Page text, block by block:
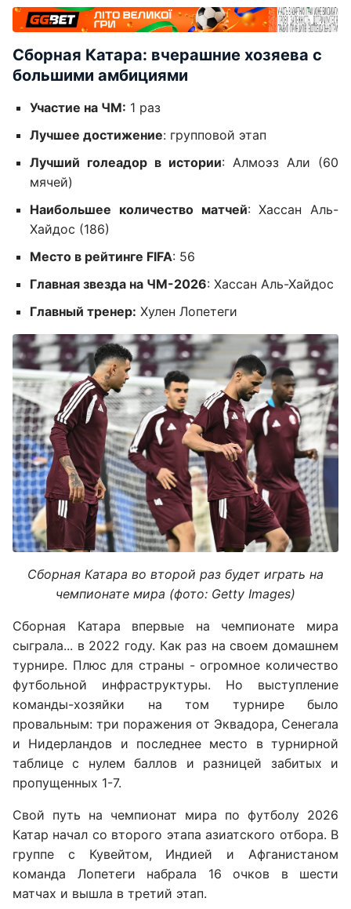
Сборная Катара: вчерашние хозяева с
большими амбициями
Участие на ЧМ: 1 раз
Лучшее достижение: групповой этап
Лучший голеадор в истории: Алмоэз Али (60
мячей)
Наибольшее количество матчей: Хассан Аль-
Хайдос (186)
Место в рейтинге FIFA: 56
Главная звезда на ЧМ-2026: Хассан Аль-Хайдос
Главный тренер: Хулен Лопетеги
Сборная Катара во второй раз будет играть на
чемпионате мира (фото: Getty Images)
Сборная Катара впервые на чемпионате мира
сыграла... в 2022 году. Как раз на своем домашнем
турнире. Плюс для страны - огромное количество
футбольной инфраструктуры. Но выступление
команды-хозяйки на том турнире было
провальным: три поражения от Эквадора, Сенегала
и Нидерландов и последнее место в турнирной
таблице с нулем баллов и разницей забитых и
пропущенных 1-7.
Свой путь на чемпионат мира по футболу 2026
Катар начал со второго этапа азиатского отбора. В
группе с Кувейтом, Индией и Афганистаном
команда Лопетеги набрала 16 очков в шести
матчах и вышла в третий этап.